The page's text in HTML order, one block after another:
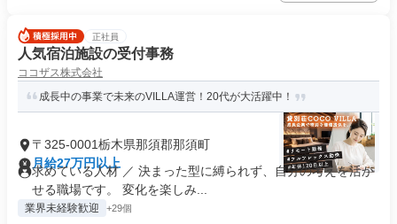
正社員
人気宿泊施設の受付事務
ココザス株式会社
成長中の事業で未来のVILLA運営！20代が大活躍中！
〒325-0001栃木県那須郡那須町
月給27万円以上
求めている人材 ／ 決まった型に縛られず、自分の考えを活か
せる職場です。 変化を楽しみ...
業界未経験歓迎 +29個